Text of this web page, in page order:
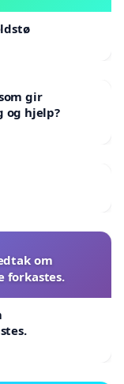
gir
og hjelp?
om
forkastes.